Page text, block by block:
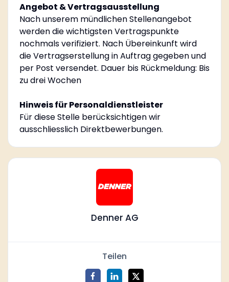
Angebot & Vertragsausstellung
Nach unserem mündlichen Stellenangebot
werden die wichtigsten Vertragspunkte
nochmals verifiziert. Nach Übereinkunft wird
die Vertragserstellung in Auftrag gegeben und
per Post versendet. Dauer bis Rückmeldung: Bis
zu drei Wochen
Hinweis für Personaldienstleister
Für diese Stelle berücksichtigen wir
ausschliesslich Direktbewerbungen.
Denner AG
Teilen